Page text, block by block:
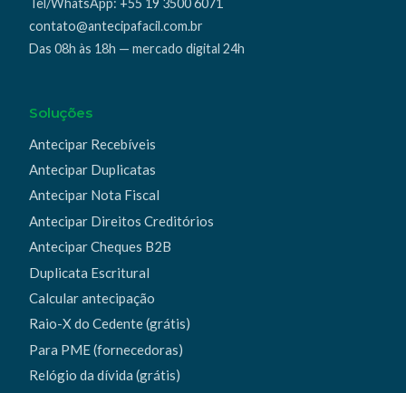
Tel/WhatsApp: +55 19 3500 6071
contato@antecipafacil.com.br
Das 08h às 18h — mercado digital 24h
Soluções
Antecipar Recebíveis
Antecipar Duplicatas
Antecipar Nota Fiscal
Antecipar Direitos Creditórios
Antecipar Cheques B2B
Duplicata Escritural
Calcular antecipação
Raio-X do Cedente (grátis)
Para PME (fornecedoras)
Relógio da dívida (grátis)